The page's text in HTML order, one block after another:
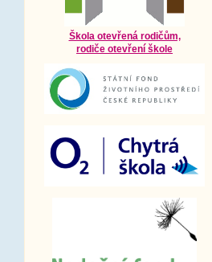
Škola otevřená rodičům,
rodiče otevření škole